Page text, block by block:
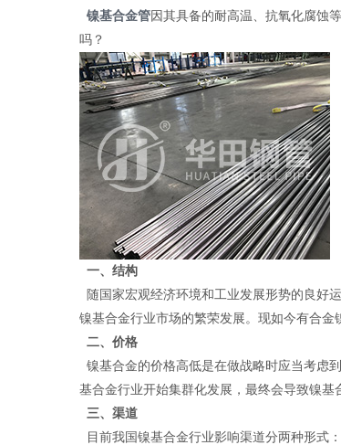
镍基合金管因其具备的耐高温、抗氧化腐蚀
吗？
一、结构
随国家宏观经济环境和工业发展形势的良好
镍基合金行业市场的繁荣发展。现如今有合金
二、价格
镍基合金的价格高低是在做战略时应当考虑
基合金行业开始集群化发展，最终会导致镍基
三、渠道
目前我国镍基合金行业影响渠道分两种形